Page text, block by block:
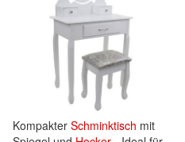
Kompakter Schminktisch mit